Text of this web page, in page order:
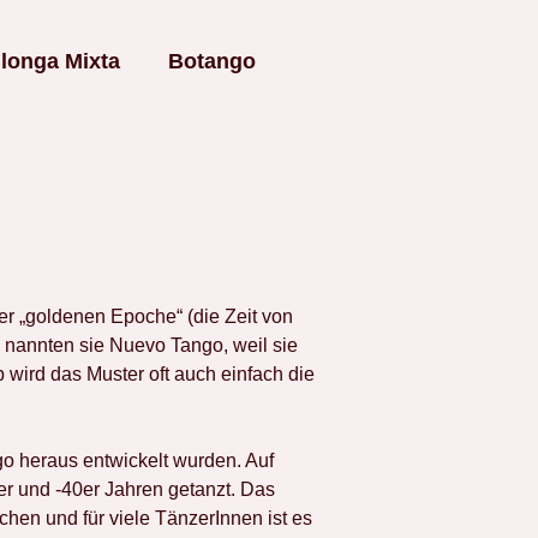
Mixta Botango
„goldenen Epoche“ (die Zeit von
sie Nuevo Tango, weil sie
das Muster oft auch einfach die
heraus entwickelt wurden. Auf
und -40er Jahren getanzt. Das
und für viele TänzerInnen ist es